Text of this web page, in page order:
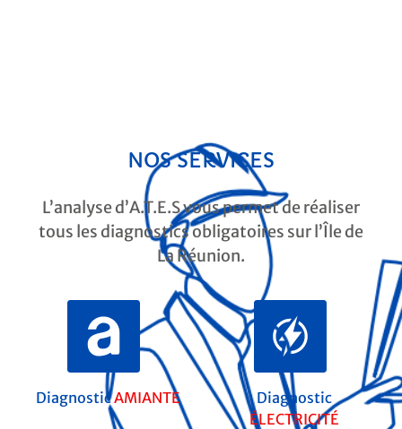
NOS SERVICES
L’analyse d’A.T.E.S vous permet de réaliser
tous les diagnostics obligatoires sur l’Île de
La Réunion.
DiagnosticAMIANTE
Diagnostic
ÉLECTRICITÉ